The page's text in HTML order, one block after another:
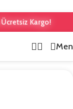
Ücretsiz Kargo!